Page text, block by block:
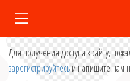
Для получения доступа к сайту,
зарегистрируйтесьи напишите нам